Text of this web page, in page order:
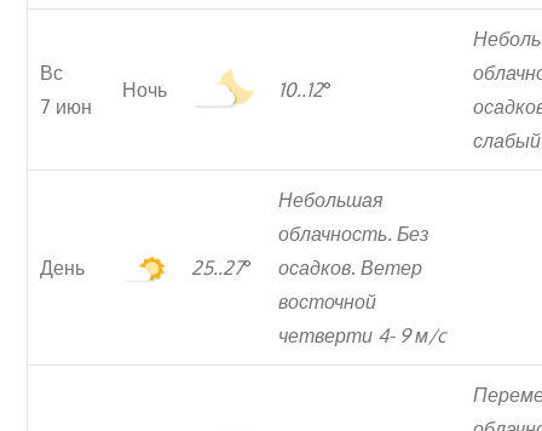
Вс
7 июн
Ночь 10..12°
слабый
День 25..27°
Небольшая
облачность. Без
осадков.Ветер
восточной
четверти 4- 9м/c